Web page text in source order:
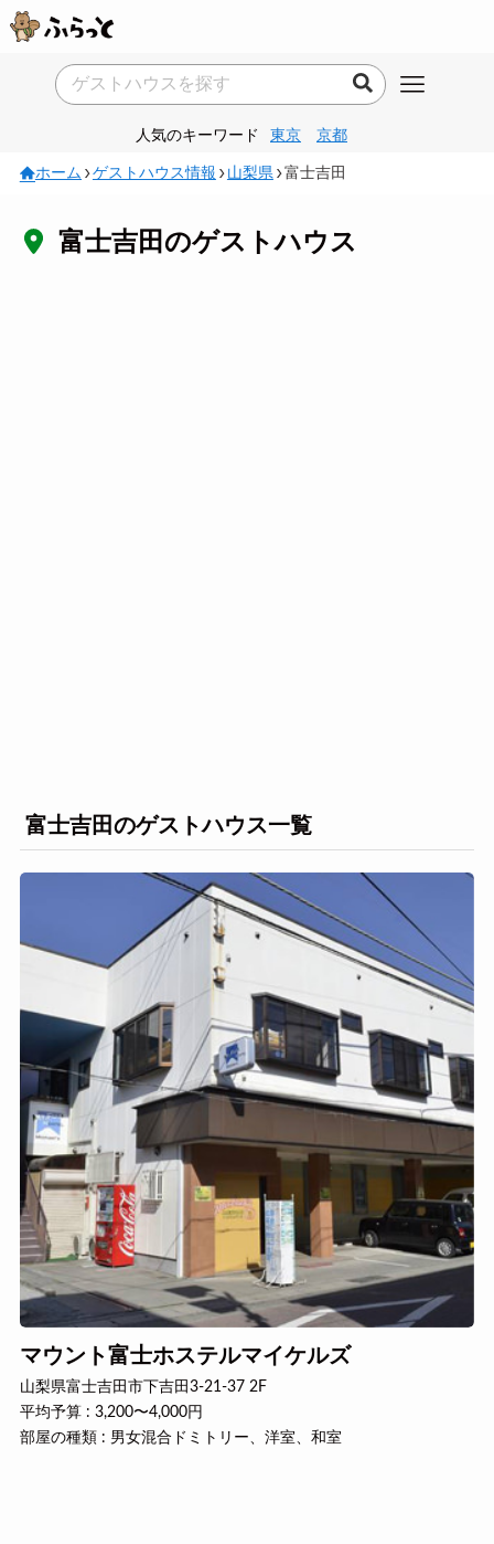
人気のキーワード 東京 京都
ホーム ゲストハウス情報 山梨県 富士吉田
富士吉田のゲストハウス
富士吉田のゲストハウス一覧
マウント富士ホステルマイケルズ
山梨県富士吉田市下吉田3-21-37 2F
平均予算 : 3,200〜4,000円
部屋の種類 : 男女混合ドミトリー、洋室、和室